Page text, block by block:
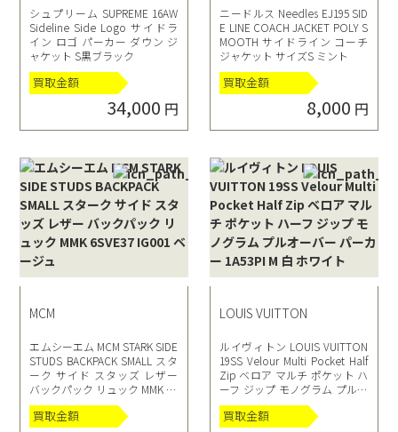
シュプリーム SUPREME 16AW
Sideline Side Logo サイドラ
イン ロゴ パーカー ダウン ジ
ャケット S黒ブラック
買取金額
34,000 円
ニードルス Needles EJ195 SID
E LINE COACH JACKET POLY S
MOOTH サイドライン コーチ
ジャケット サイズS ミント
買取金額
8,000 円
MCM
エムシーエム MCM STARK SIDE
STUDS BACKPACK SMALL スタ
ーク サイド スタッズ レザー
バックパック リュック MMK 6S
VE37 IG001 ベージュ
買取金額
LOUIS VUITTON
ルイヴィトン LOUIS VUITTON
19SS Velour Multi Pocket Half
Zip ベロア マルチ ポケット ハ
ーフ ジップ モノグラム プルオ
ーバー パーカー 1A53PI M 白 ホ
ワイト
買取金額